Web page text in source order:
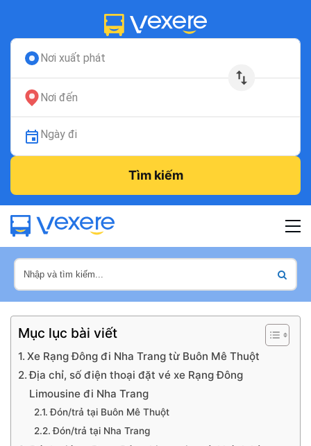
Nơi xuất phát
Nơi đến
Ngày đi
Tìm kiếm
Mục lục bài viết
Xe Rạng Đông đi Nha Trang từ Buôn Mê Thuột
Địa chỉ, số điện thoại đặt vé xe Rạng Đông
Limousine đi Nha Trang
Đón/trả tại Buôn Mê Thuột
Đón/trả tại Nha Trang